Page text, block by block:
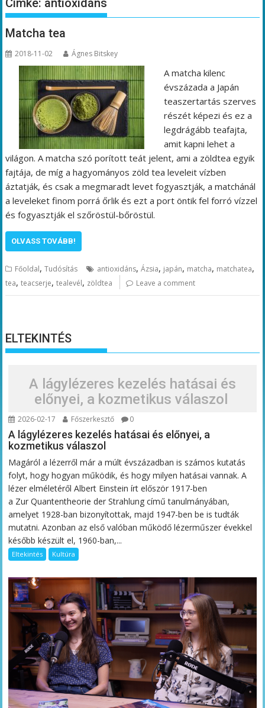
Címke: antioxidáns
Matcha tea
2018-11-02 Ágnes Bitskey
A matcha kilenc
évszázada a Japán
teaszertartás szerves
részét képezi és ez a
legdrágább teafajta,
amit kapni lehet a
világon. A matcha szó porított teát jelent, ami a zöldtea egyik
fajtája, de míg a hagyományos zöld tea leveleit vízben
áztatják, és csak a megmaradt levet fogyasztják, a matchánál
a leveleket finom porrá őrlik és ezt a port öntik fel forró vízzel
és fogyasztják el szőröstül-bőröstül.
OLVASS TOVÁBB!
Főoldal,Tudósítás antioxidáns,Ázsia, japán, matcha, matchatea,
tea,teacserje,tealevél, zöldtea Leave a comment
ELTEKINTÉS
A lágylézeres kezelés hatásai és
előnyei, a kozmetikus válaszol
2026-02-17 Főszerkesztő 0
A lágylézeres kezelés hatásai és előnyei, a
kozmetikus válaszol
Magáról a lézerről már a múlt évszázadban is számos kutatás
folyt, hogy hogyan működik, és hogy milyen hatásai vannak. A
lézer elméletéről Albert Einstein írt először 1917-ben
a Zur Quantentheorie der Strahlung című tanulmányában,
amelyet 1928-ban bizonyítottak, majd 1947-ben be is tudták
mutatni. Azonban az első valóban működő lézerműszer évekkel
később készült el, 1960-ban,...
Eltekintés Kultúra